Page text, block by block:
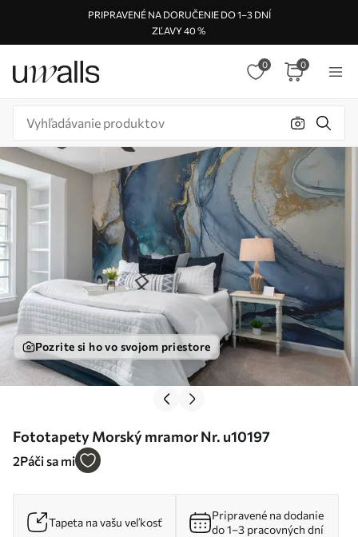
PRIPRAVENÉ NA DORUČENIE DO 1–3 DNÍ
ZĽAVY 40 %
0 0
Pozrite si ho vo svojom priestore
Fototapety Morský mramor Nr. u10197
2Páči sa mi
Tapeta na vašu veľkosť
Pripravené na dodanie
do 1–3 pracovných dní